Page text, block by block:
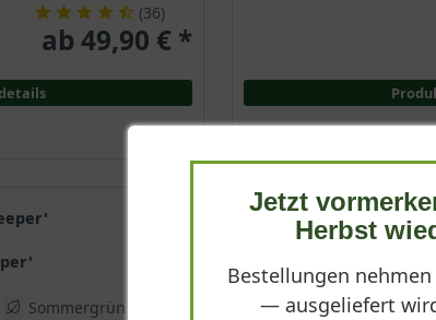
(36)
ab 49,90 € *
Harlekinweide
Sommergrün
Jetzt
Herbst
Bestellungen
— ausgeliefert